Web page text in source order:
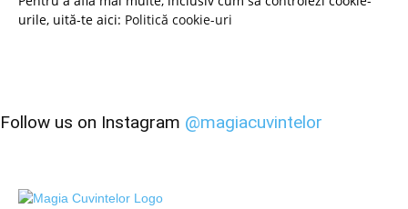
urile, uită-te aici: Politică cookie-uri
Follow us on Instagram @magiacuvintelor